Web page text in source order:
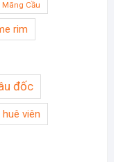
Mãng Cầu
rim
đốc
viên